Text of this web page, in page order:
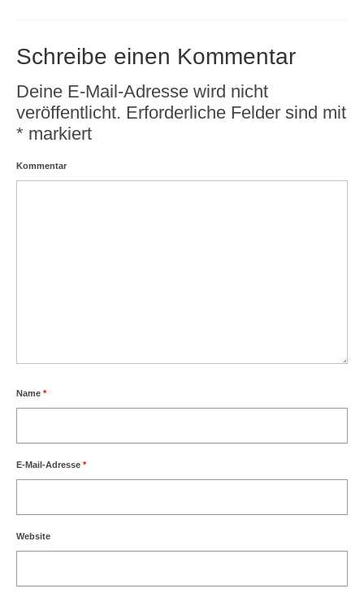
Schreibe einen Kommentar
Deine E-Mail-Adresse wird nicht
veröffentlicht. Erforderliche Felder sind mit
* markiert
Kommentar
Name *
E-Mail-Adresse *
Website